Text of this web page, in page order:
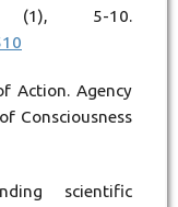
(1), 5-10.
Action. Agency
Consciousness
scientific